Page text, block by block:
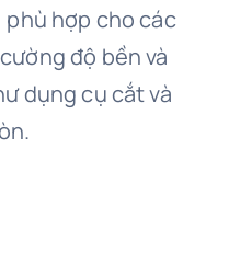
hợp cho các
độ bền và
dụng cụ cắt và